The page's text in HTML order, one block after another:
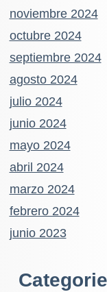
noviembre 2024
octubre 2024
septiembre 2024
agosto 2024
julio 2024
junio 2024
mayo 2024
abril 2024
marzo 2024
febrero 2024
junio 2023